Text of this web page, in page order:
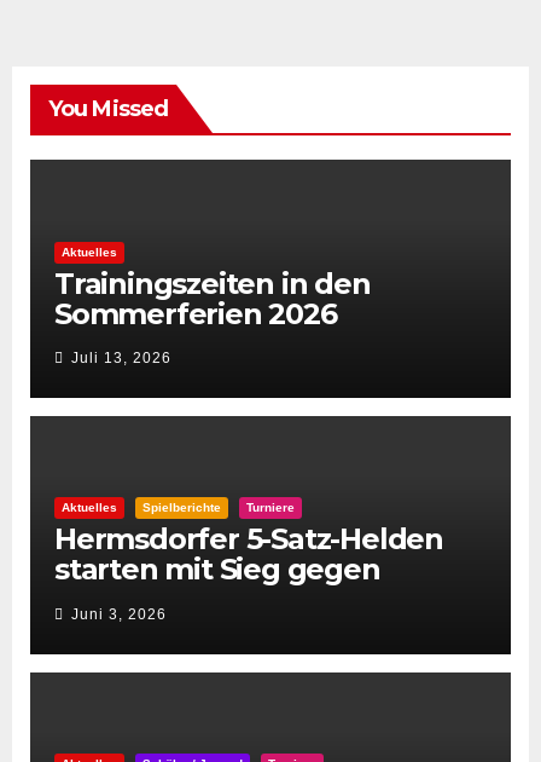
You Missed
Aktuelles
Trainingszeiten in den
Sommerferien 2026
Juli 13, 2026
Aktuelles Spielberichte Turniere
Hermsdorfer 5-Satz-Helden
starten mit Sieg gegen
Spintastics in den STC 2026
Juni 3, 2026